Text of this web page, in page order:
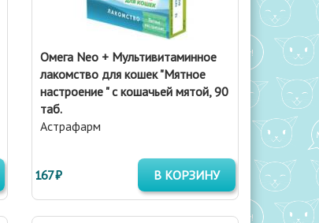
Омега Neo + Мультивитаминное
лакомство для кошек "Мятное
настроение " с кошачьей мятой, 90
таб.
Астрафарм
167 ₽ В КОРЗИНУ